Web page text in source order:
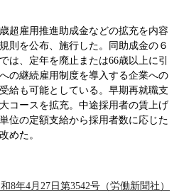
超雇用推進助成金などの拡充を内容
則を公布、施行した。同助成金の６
は、定年を廃止または66歳以上に引
の継続雇用制度を導入する企業への
給も可能としている。早期再就職支
コースを拡充。中途採用者の賃上げ
位の定額支給から採用者数に応じた
めた。
8年4月27日第3542号（労働新聞社）